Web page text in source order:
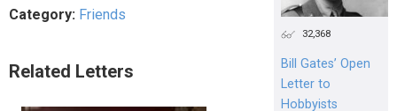
Category: Friends
Related Letters
32,368
Bill Gates’ Open
Letter to
Hobbyists